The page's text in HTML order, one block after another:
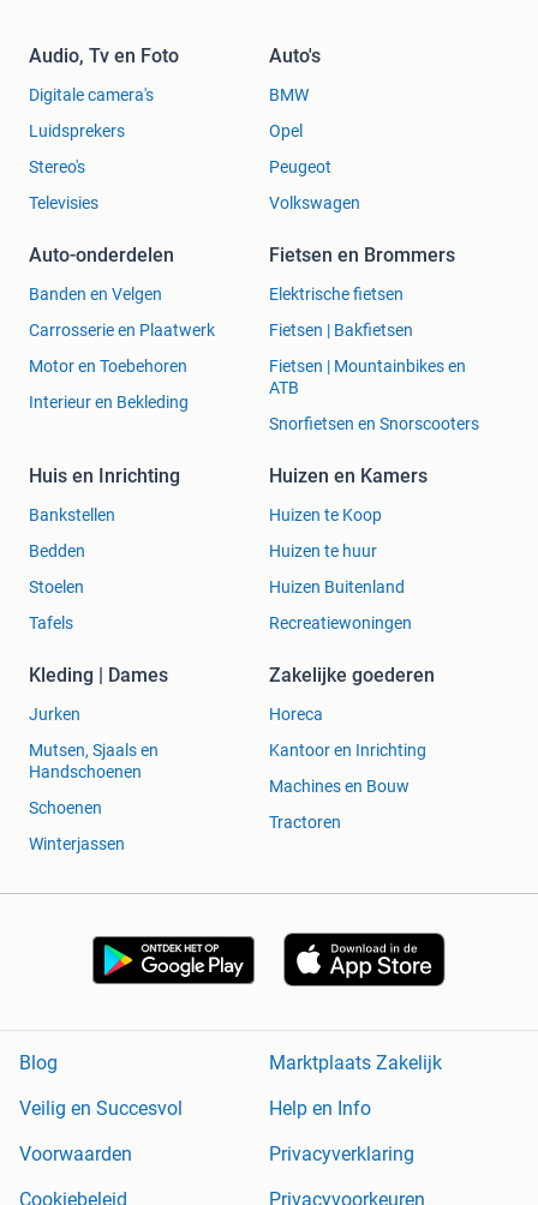
Audio, Tv en Foto
Digitale camera's
Luidsprekers
Stereo's
Televisies
Auto's
BMW
Opel
Peugeot
Volkswagen
Auto-onderdelen
Banden en Velgen
Carrosserie en Plaatwerk
Motor en Toebehoren
Interieur en Bekleding
Fietsen en Brommers
Elektrische fietsen
Fietsen | Bakfietsen
Fietsen | Mountainbikes en
ATB
Snorfietsen en Snorscooters
Huis en Inrichting
Bankstellen
Bedden
Stoelen
Tafels
Huizen en Kamers
Huizen te Koop
Huizen te huur
Huizen Buitenland
Recreatiewoningen
Kleding | Dames
Jurken
Mutsen, Sjaals en
Handschoenen
Schoenen
Winterjassen
Zakelijke goederen
Horeca
Kantoor en Inrichting
Machines en Bouw
Tractoren
Blog
Marktplaats Zakelijk
Veilig en Succesvol
Help en Info
Voorwaarden
Privacyverklaring
Cookiebeleid
Privacyvoorkeuren